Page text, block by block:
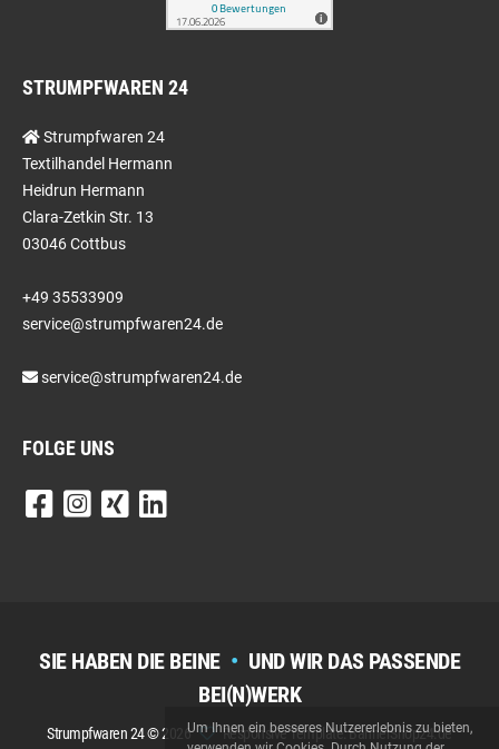
STRUMPFWAREN 24
Strumpfwaren 24
Textilhandel Hermann
Heidrun Hermann
Clara-Zetkin Str. 13
03046 Cottbus
+49 35533909
service@strumpfwaren24.de
service@strumpfwaren24.de
FOLGE UNS
SIE HABEN DIE BEINE • UND WIR DAS PASSENDE
BEI(N)WERK
Strumpfwaren 24 © 2026 Responsive Template: BannerShop24.de
Um Ihnen ein besseres Nutzererlebnis zu bieten,